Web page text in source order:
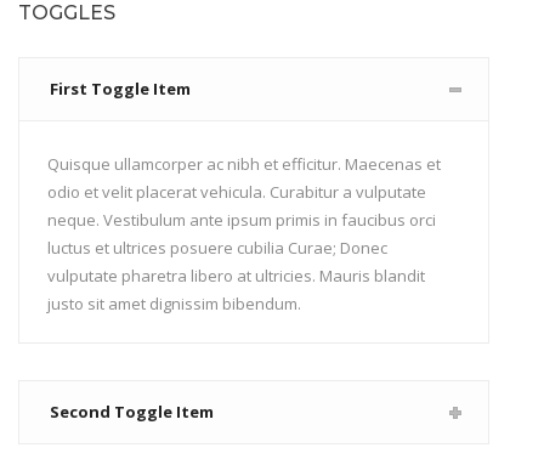
TOGGLES
First Toggle Item
Quisque ullamcorper ac nibh et efficitur. Maecenas et
odio et velit placerat vehicula. Curabitur a vulputate
neque. Vestibulum ante ipsum primis in faucibus orci
luctus et ultrices posuere cubilia Curae; Donec
vulputate pharetra libero at ultricies. Mauris blandit
justo sit amet dignissim bibendum.
Second Toggle Item